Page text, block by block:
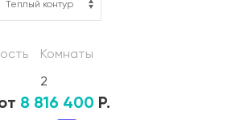
Комнаты
2
8 816 400 Р.